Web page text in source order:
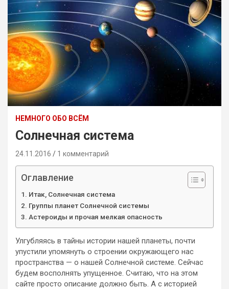
НЕМНОГО ОБО ВСЁМ
Солнечная система
24.11.2016 1 комментарий
Оглавление
Итак, Солнечная система
Группы планет Солнечной системы
Астероиды и прочая мелкая опасность
Улгубляясь в тайны истории нашей планеты, почти
упустили упомянуть о строении окружающего нас
пространства — о нашей Солнечной системе. Сейчас
будем восполнять упущенное. Считаю, что на этом
сайте просто описание должно быть. А с историей